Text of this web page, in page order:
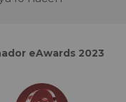
eAwards 2023